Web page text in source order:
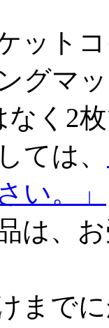
ット
グマ
なく2
ては、
い。」
は、
まで